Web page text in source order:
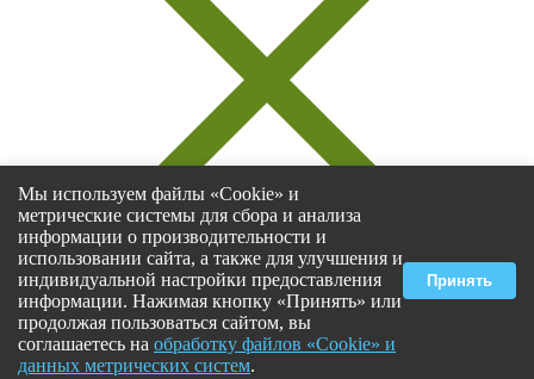
Мы используем файлы «Cookie» и
метрические системы для сбора и анализа
информации о производительности и
использовании сайта, а также для улучшения и
индивидуальной настройки предоставления
информации. Нажимая кнопку «Принять» или
продолжая пользоваться сайтом, вы
соглашаетесь на обработку файлов «Cookie» и
данных метрических систем.
Принять